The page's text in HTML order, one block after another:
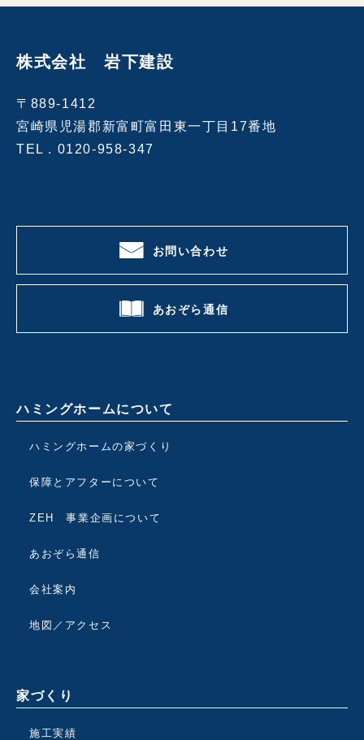
株式会社 岩下建設
〒889-1412
宮崎県児湯郡新富町富田東一丁目17番地
TEL . 0120-958-347
お問い合わせ
あおぞら通信
ハミングホームについて
ハミングホームの家づくり
保障とアフターについて
ZEH 事業企画について
あおぞら通信
会社案内
地図／アクセス
家づくり
施工実績